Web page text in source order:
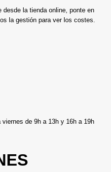
desde la tienda online, ponte en
la gestión para ver los costes.
viernes de 9h a 13h y 16h a 19h